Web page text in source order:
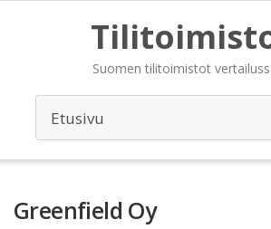
Suomen tilitoimistot
Greenfield Oy